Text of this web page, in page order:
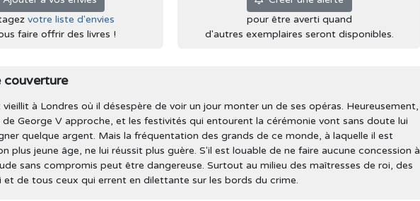
votre liste d'envies
faire offrir des livres !
pour être averti quand
d'autres exemplaires seront disponibles.
couverture
à Londres où il désespère de voir un jour monter un de ses opéras. Heureusement,
George V approche, et les festivités qui entourent la cérémonie vont sans doute lui
quelque argent. Mais la fréquentation des grands de ce monde, à laquelle il est
plus jeune âge, ne lui réussit plus guère. S'il est louable de ne faire aucune concession à
sans compromis peut être dangereuse. Surtout au milieu des maîtresses de roi, des
et de tous ceux qui errent en dilettante sur les bords du crime.